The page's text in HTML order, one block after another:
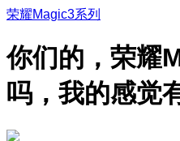
荣耀Magic3系列
你们的，荣耀
吗，我的感觉